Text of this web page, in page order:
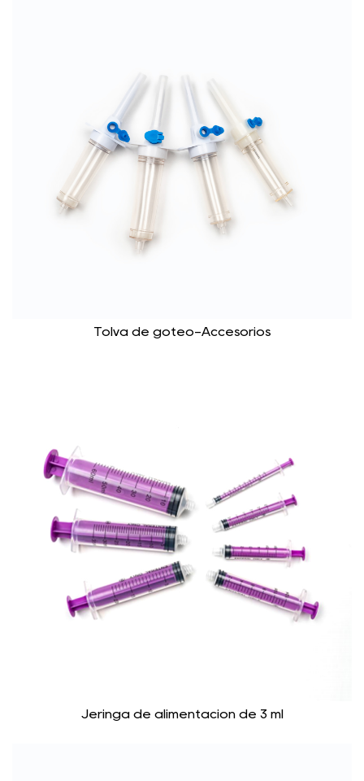
Tolva de goteo-Accesorios
Jeringa de alimentación de 3 ml